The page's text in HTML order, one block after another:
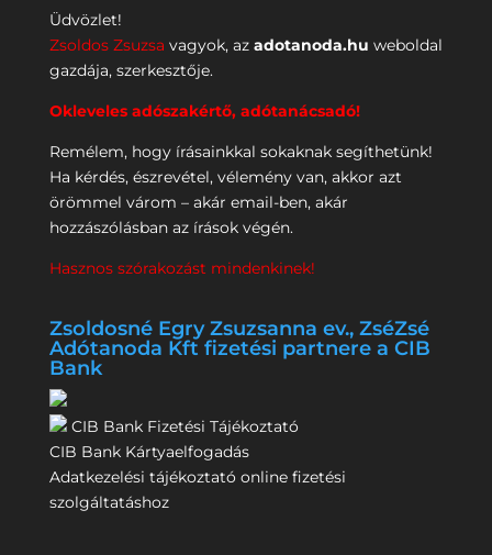
Üdvözlet!
Zsoldos Zsuzsa vagyok, az adotanoda.hu weboldal
gazdája, szerkesztője.
Okleveles adószakértő, adótanácsadó!
Remélem, hogy írásainkkal sokaknak segíthetünk!
Ha kérdés, észrevétel, vélemény van, akkor azt
örömmel várom – akár email-ben, akár
hozzászólásban az írások végén.
Hasznos szórakozást mindenkinek!
Zsoldosné Egry Zsuzsanna ev., ZséZsé
Adótanoda Kft fizetési partnere a CIB
Bank
CIB Bank Fizetési Tájékoztató
CIB Bank Kártyaelfogadás
Adatkezelési tájékoztató online fizetési
szolgáltatáshoz